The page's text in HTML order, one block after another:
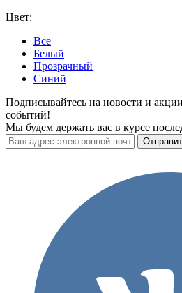
Цвет:
Все
Белый
Прозрачный
Синий
Подписывайтесь на новости и
событий!
Мы будем держать вас в курсе